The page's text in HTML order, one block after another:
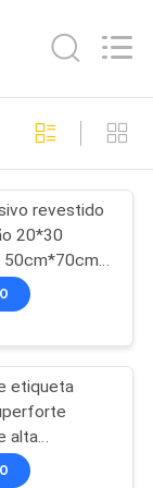
39
33
super da
revestido
20*30
50cm*70cm
adesivo
etiqueta
alta
semi-